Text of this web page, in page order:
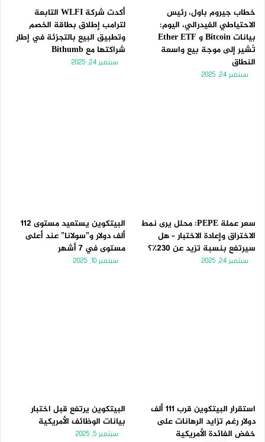
خطاب جيروم باول، رئيس
الاحتياطي الفيدرالي، اليوم:
بيانات Bitcoin و Ether ETF
تُشير إلى موجة بيع واسعة
النطاق
سبتمبر 24, 2025
أكدت شركة WLFI التابعة
لترامب إطلاق بطاقة الخصم
وتطبيق البيع بالتجزئة في إطار
شراكتها مع Bithumb
سبتمبر 24, 2025
سعر عملة PEPE: محلل يرى نمط
الاختراق وإعادة الاختبار – هل
سيرتفع بنسبة تزيد عن 230٪؟
سبتمبر 24, 2025
البيتكوين يستعيد مستوى 112
ألف دولار و”سولانا” عند أعلى
مستوى في 7 أشهر
سبتمبر 10, 2025
استقرار البيتكوين قرب 111 ألف
دولار رغم تزايد الرهانات على
خفض الفائدة الأمريكية
البيتكوين يرتفع قبل اختبار
بيانات الوظائف الأمريكية
سبتمبر 5, 2025